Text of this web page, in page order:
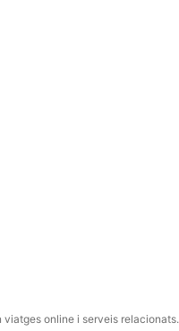
online i serveis relacionats.